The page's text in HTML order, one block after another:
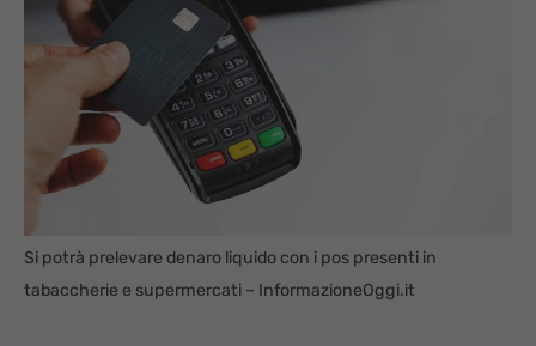
Si potrà prelevare denaro liquido con i pos presenti in
tabaccherie e supermercati – InformazioneOggi.it